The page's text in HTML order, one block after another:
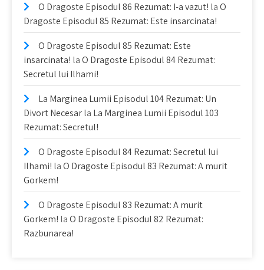
O Dragoste Episodul 86 Rezumat: I-a vazut! laO
Dragoste Episodul 85 Rezumat: Este insarcinata!
O Dragoste Episodul 85 Rezumat: Este
insarcinata! laO Dragoste Episodul 84 Rezumat:
Secretul lui Ilhami!
La Marginea Lumii Episodul 104 Rezumat: Un
Divort Necesarla La Marginea Lumii Episodul 103
Rezumat: Secretul!
O Dragoste Episodul 84 Rezumat: Secretul lui
Ilhami! laO Dragoste Episodul 83 Rezumat: A murit
Gorkem!
O Dragoste Episodul 83 Rezumat: A murit
Gorkem! laO Dragoste Episodul 82 Rezumat:
Razbunarea!